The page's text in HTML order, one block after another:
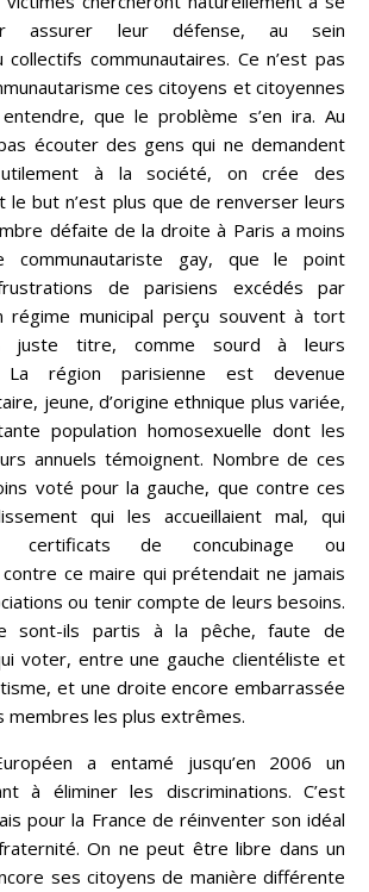
assurer leur défense, au sein
collectifs communautaires. Ce n’est pas
ces citoyens et citoyennes
que le problème s’en ira. Au
écouter des gens qui ne demandent
utilement à la société, on crée des
le but n’est plus que de renverser leurs
défaite de la droite à Paris a moins
communautariste gay, que le point
de parisiens excédés par
régime municipal perçu souvent à tort
juste titre, comme sourd à leurs
La région parisienne est devenue
jeune, d’origine ethnique plus variée,
population homosexuelle dont les
annuels témoignent. Nombre de ces
voté pour la gauche, que contre ces
qui les accueillaient mal, qui
certificats de concubinage ou
contre ce maire qui prétendait ne jamais
ou tenir compte de leurs besoins.
sont-ils partis à la pêche, faute de
voter, entre une gauche clientéliste et
et une droite encore embarrassée
membres les plus extrêmes.
a entamé jusqu’en 2006 un
à éliminer les discriminations. C’est
pour la France de réinventer son idéal
On ne peut être libre dans un
ses citoyens de manière différente